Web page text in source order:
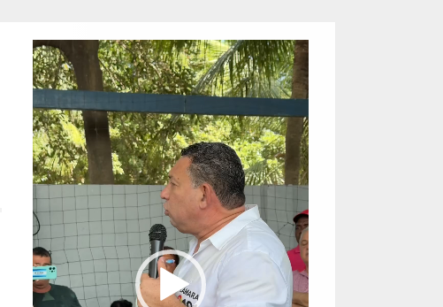
Reproductor
de
vídeo